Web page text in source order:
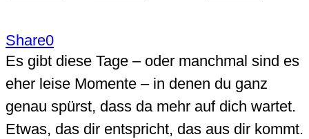
Share0
Es gibt diese Tage – oder manchmal sind es
eher leise Momente – in denen du ganz
genau spürst, dass da mehr auf dich wartet.
Etwas, das dir entspricht, das aus dir kommt.